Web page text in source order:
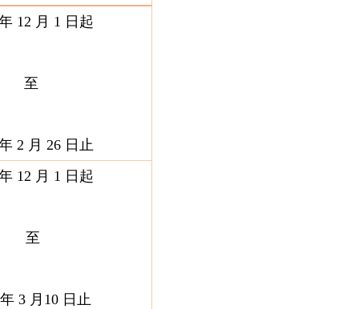
12 月 1 日起
至
2 月 26 日止
12 月 1 日起
至
3 月10 日止